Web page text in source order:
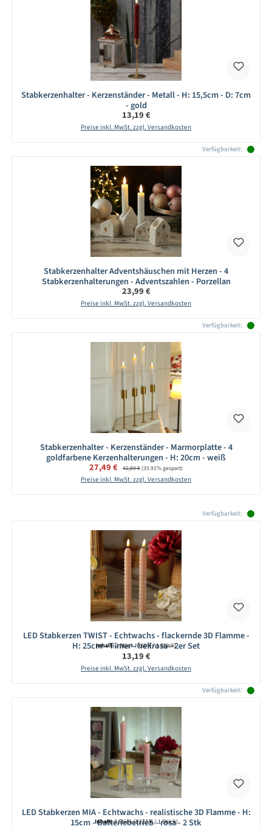
Stabkerzenhalter - Kerzenständer - Metall - H: 15,5cm - D: 7cm
- gold
Regulärer Preis:
13,19 €
Preise inkl. MwSt. zzgl. Versandkosten
Verfügbarkeit:
Stabkerzenhalter Adventshäuschen mit Herzen - 4
Stabkerzenhalterungen - Adventszahlen - Porzellan
Regulärer Preis:
23,99 €
Preise inkl. MwSt. zzgl. Versandkosten
Verfügbarkeit:
Stabkerzenhalter - Kerzenständer - Marmorplatte - 4
goldfarbene Kerzenhalterungen - H: 20cm - weiß
Verkaufspreis:
27,49 € Regulärer Preis:
42,89 €(35.91% gespart)
Preise inkl. MwSt. zzgl. Versandkosten
Verfügbarkeit:
LED Stabkerzen TWIST - Echtwachs - flackernde 3D Flamme -
H: 25cm - Timer - hellrosa - 2er Set
Inhalt:2 Stück(6,60 € / 1 Stück)
Regulärer Preis:
13,19 €
Preise inkl. MwSt. zzgl. Versandkosten
Verfügbarkeit:
LED Stabkerzen MIA - Echtwachs - realistische 3D Flamme - H:
15cm - Batteriebetrieb - rosa - 2 Stk
Inhalt:2 Stück(12,65 € / 1 Stück)